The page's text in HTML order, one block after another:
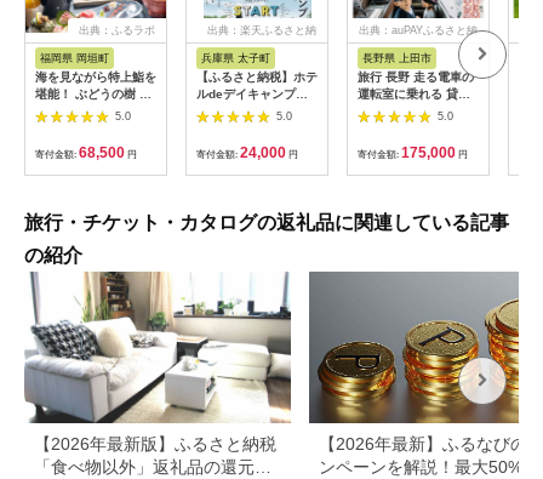
出典：ふるラボ
福岡県 岡垣町
海を見ながら特上鮨を
堪能！ ぶどうの樹 鮨
屋台ペア お食事券 海
鮮 海 屋台 食事 ペア
福岡県 岡垣町
5.0
寄付金額: 68,500 円
出典：楽天ふるさと納
兵庫県 太子町
【ふるさと納税】ホテ
ルdeデイキャンプ体
験チケット
【1364991】
5.0
寄付金額: 24,000 円
出典：auPAYふるさと納
長野県 上田市
旅行 長野 走る電車の
運転室に乗れる 貸切
列車でお仕事体験 体
験 チケット 電車 鉄道
列車 サービス 子供 子
ども こども 家族 長野
県
5.0
寄付金額: 175,000 円
旅行・チケット・カタログの返礼品に関連している記事
の紹介
【2026年最新版】ふるさと納税
「食べ物以外」返礼品の還元率
【2026年最新】ふるなびの
ンペーンを解説！最大50%還